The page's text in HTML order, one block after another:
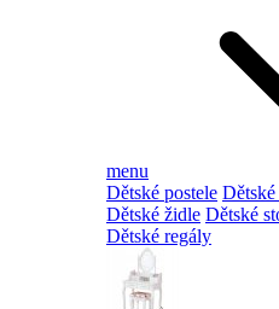
menu
Dětské postele
Dětské židle Dětské
Dětské regály